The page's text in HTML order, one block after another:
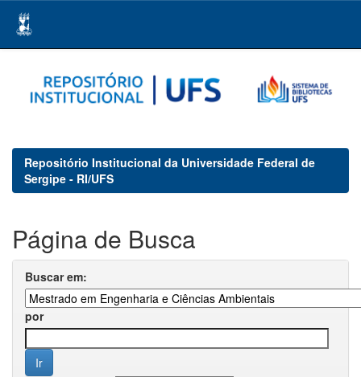
navigation
Repositório Institucional da Universidade Federal de
Sergipe - RI/UFS
Página de Busca
Buscar em:
por